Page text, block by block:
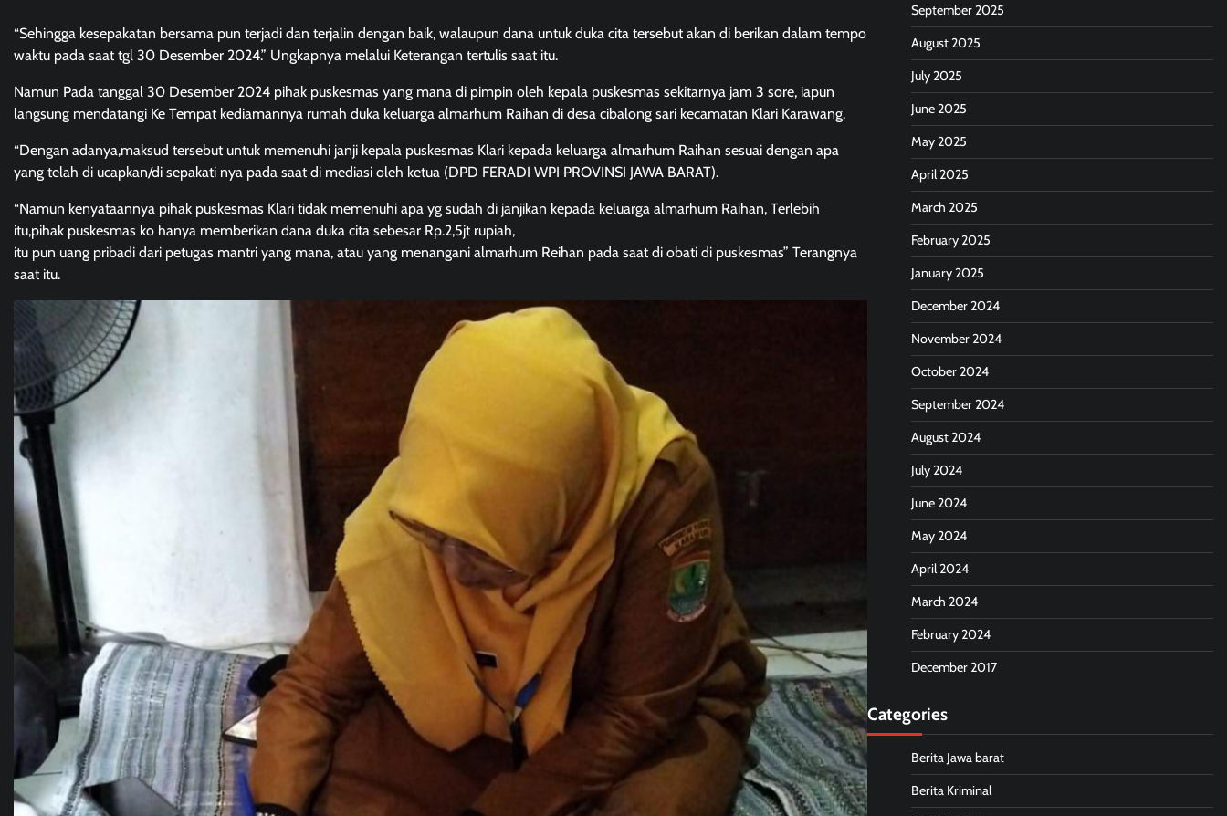
“Sehingga kesepakatan bersama pun terjadi dan terjalin dengan baik, walaupun dana untuk duka cita tersebut akan di berikan dalam tempo
waktu pada saat tgl 30 Desember 2024.” Ungkapnya melalui Keterangan tertulis saat itu.
Namun Pada tanggal 30 Desember 2024 pihak puskesmas yang mana di pimpin oleh kepala puskesmas sekitarnya jam 3 sore, iapun
langsung mendatangi Ke Tempat kediamannya rumah duka keluarga almarhum Raihan di desa cibalong sari kecamatan Klari Karawang.
“Dengan adanya,maksud tersebut untuk memenuhi janji kepala puskesmas Klari kepada keluarga almarhum Raihan sesuai dengan apa
yang telah di ucapkan/di sepakati nya pada saat di mediasi oleh ketua (DPD FERADI WPI PROVINSI JAWA BARAT).
“Namun kenyataannya pihak puskesmas Klari tidak memenuhi apa yg sudah di janjikan kepada keluarga almarhum Raihan, Terlebih
itu,pihak puskesmas ko hanya memberikan dana duka cita sebesar Rp.2,5jt rupiah,
itu pun uang pribadi dari petugas mantri yang mana, atau yang menangani almarhum Reihan pada saat di obati di puskesmas” Terangnya
saat itu.
September 2025
August 2025
July 2025
June 2025
May 2025
April 2025
March 2025
February 2025
January 2025
December 2024
November 2024
October 2024
September 2024
August 2024
July 2024
June 2024
May 2024
April 2024
March 2024
February 2024
December 2017
Categories
Berita Jawa barat
Berita Kriminal